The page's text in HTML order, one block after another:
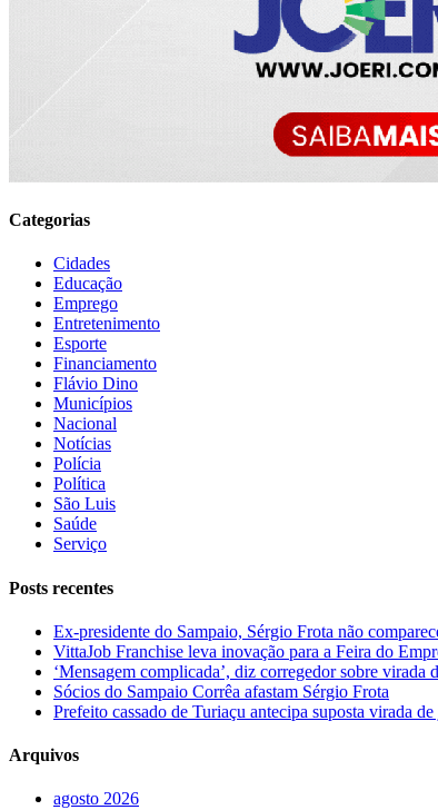
Categorias
Cidades
Educação
Emprego
Entretenimento
Esporte
Financiamento
Flávio Dino
Municípios
Nacional
Notícias
Polícia
Política
São Luis
Saúde
Serviço
Posts recentes
Ex-presidente do Sampaio, Sérgio Frota não
VittaJob Franchise leva inovação para a Feira do
‘Mensagem complicada’, diz corregedor sobre
Sócios do Sampaio Corrêa afastam Sérgio Frota
Prefeito cassado de Turiaçu antecipa suposta virada
Arquivos
agosto 2026